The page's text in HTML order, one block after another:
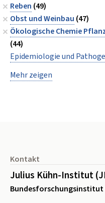
Reben (49)
Obst und Weinbau (47)
Ökologische Chemie
(44)
Epidemiologie und
Mehr zeigen
Kontakt
Julius Kühn-Institut